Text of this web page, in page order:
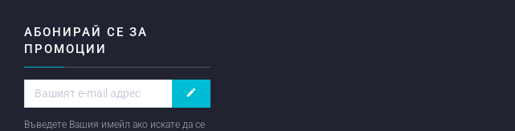
АБОНИРАЙ СЕ ЗА
ПРОМОЦИИ
create
Въведете Вашия имейл ако искате да се